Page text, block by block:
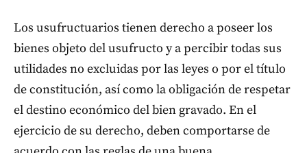
Los usufructuarios tienen derecho a poseer los
bienes objeto del usufructo y a percibir todas sus
utilidades no excluidas por las leyes o por el título
de constitución, así como la obligación de respetar
el destino económico del bien gravado. En el
ejercicio de su derecho, deben comportarse de